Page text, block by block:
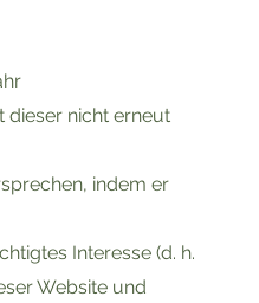
dieser nicht erneut
indem er
Interesse (d. h.
Website und